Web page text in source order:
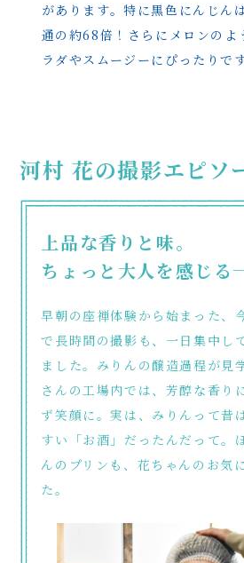
があります。特に黒色にんじん
通の約68倍！さらに メロンのよ
ラダやスムージーにぴったりで
河村 花の撮影エピソ
上品な香りと味。
ちょっと大人を感じる
早朝の座禅体験から始まった、
で長時間の撮影も、一日集中し
ました。みりんの醸造過程が見
さんの工場内では、芳醇な香り
ず笑顔に。実は、みりんって昔
すい「お酒」だったんだって。
んのプリンも、花ちゃんのお気
た。